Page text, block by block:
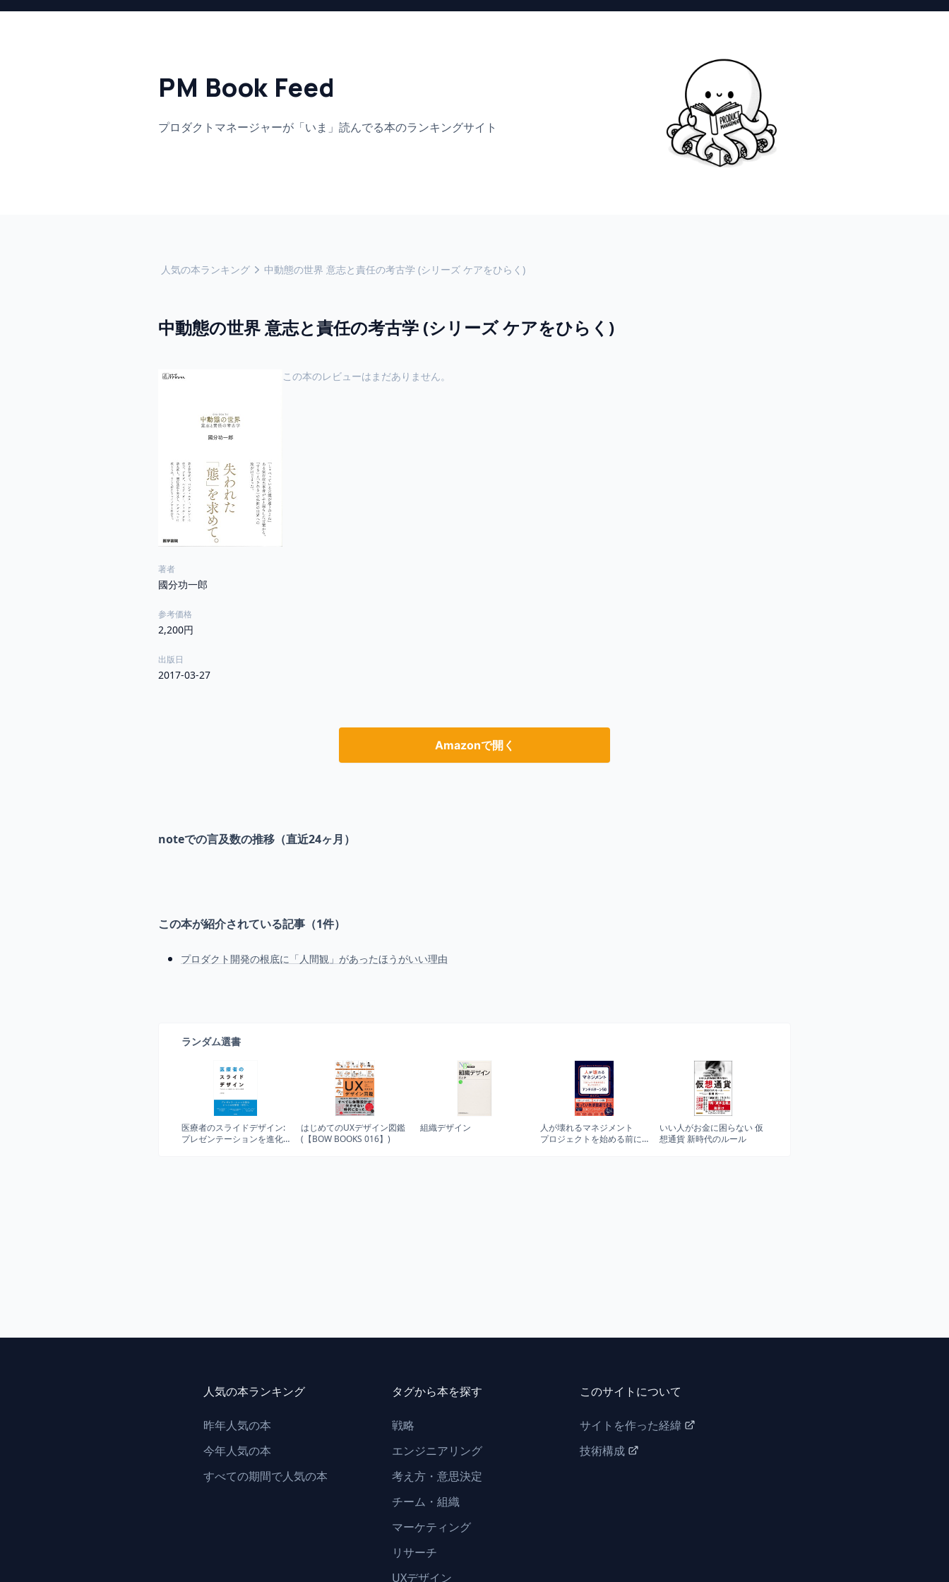
PM Book Feed
プロダクトマネージャーが「いま」 読んでる本のランキングサイト
人気の本ランキング 中動態の世界 意志と責任の考古学 (シリーズ ケアをひらく)
中動態の世界 意志と責任の考古学 (シリーズ ケアをひらく)
著者
國分功一郎
参考価格
2,200円
出版日
2017-03-27
この本のレビューはまだありません。
Amazonで開く
noteでの言及数の推移（直近24ヶ月）
この本が紹介されている記事（1件）
プロダクト開発の根底に「人間観」があったほうがいい理由
ランダム選書
医療者のスライドデザイン:
プレゼンテーションを進化
はじめてのUXデザイン図鑑
(【BOW BOOKS 016】)
組織デザイン
人が壊れるマネジメント
プロジェクトを始める前に
いい人がお金に困らない 仮
想通貨 新時代のルール
人気の本ランキング
昨年人気の本
今年人気の本
すべての期間で人気の本
タグから本を探す
戦略
エンジニアリング
考え方・意思決定
チーム・組織
マーケティング
リサーチ
UXデザイン
このサイトについて
サイトを作った経緯
技術構成